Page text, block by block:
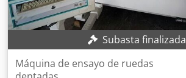
Subasta finalizada
Máquina de ensayo de ruedas